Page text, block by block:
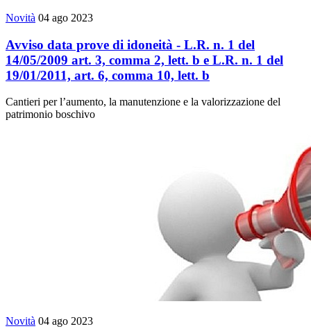
Novità 04 ago 2023
Avviso data prove di idoneità - L.R. n. 1 del
14/05/2009 art. 3, comma 2, lett. b e L.R. n. 1 del
19/01/2011, art. 6, comma 10, lett. b
Cantieri per l’aumento, la manutenzione e la valorizzazione del
patrimonio boschivo
Novità 04 ago 2023